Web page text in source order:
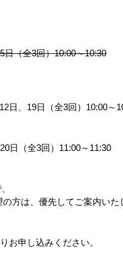
日（全3回）10:00～10:30
日、19日（全3回）10:00～
日（全3回）11:00～11:30
方は、優先してご案内いた
お申し込みください。